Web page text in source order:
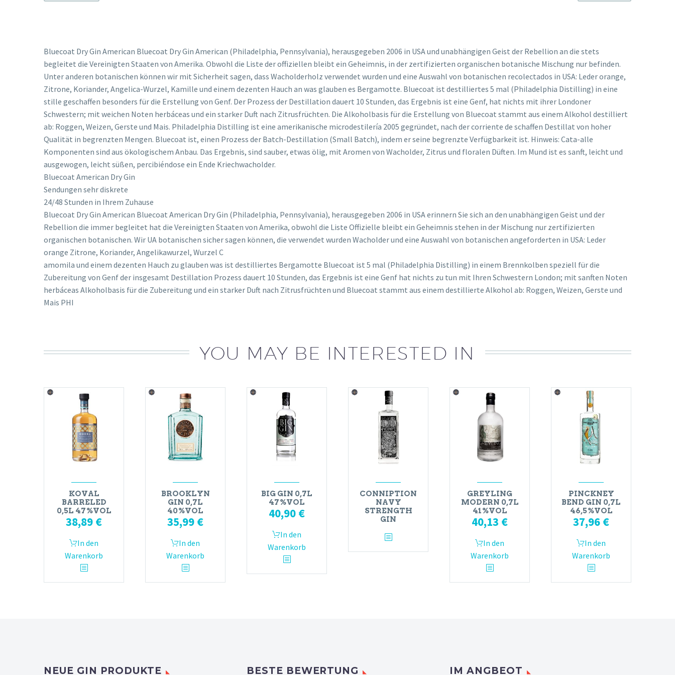
Bluecoat Dry Gin American Bluecoat Dry Gin American (Philadelphia, Pennsylvania), herausgegeben 2006 in USA und unabhängigen Geist der Rebellion an die stets
begleitet die Vereinigten Staaten von Amerika. Obwohl die Liste der offiziellen bleibt ein Geheimnis, in der zertifizierten organischen botanische Mischung nur befinden.
Unter anderen botanischen können wir mit Sicherheit sagen, dass Wacholderholz verwendet wurden und eine Auswahl von botanischen recolectados in USA: Leder orange,
Zitrone, Koriander, Angelica-Wurzel, Kamille und einem dezenten Hauch an was glauben es Bergamotte. Bluecoat ist destilliertes 5 mal (Philadelphia Distilling) in eine
stille geschaffen besonders für die Erstellung von Genf. Der Prozess der Destillation dauert 10 Stunden, das Ergebnis ist eine Genf, hat nichts mit ihrer Londoner
Schwestern; mit weichen Noten herbáceas und ein starker Duft nach Zitrusfrüchten. Die Alkoholbasis für die Erstellung von Bluecoat stammt aus einem Alkohol destilliert
ab: Roggen, Weizen, Gerste und Mais. Philadelphia Distilling ist eine amerikanische microdestilería 2005 gegründet, nach der corriente de schaffen Destillat von hoher
Qualität in begrenzten Mengen. Bluecoat ist, einen Prozess der Batch-Destillation (Small Batch), indem er seine begrenzte Verfügbarkeit ist. Hinweis: Cata-alle
Komponenten sind aus ökologischem Anbau. Das Ergebnis, sind sauber, etwas ölig, mit Aromen von Wacholder, Zitrus und floralen Düften. Im Mund ist es sanft, leicht und
ausgewogen, leicht süßen, percibiéndose ein Ende Kriechwacholder.
Bluecoat American Dry Gin
Sendungen sehr diskrete
24/48 Stunden in Ihrem Zuhause
Bluecoat Dry Gin American Bluecoat American Dry Gin (Philadelphia, Pennsylvania), herausgegeben 2006 in USA erinnern Sie sich an den unabhängigen Geist und der
Rebellion die immer begleitet hat die Vereinigten Staaten von Amerika, obwohl die Liste Offizielle bleibt ein Geheimnis stehen in der Mischung nur zertifizierten
organischen botanischen. Wir UA botanischen sicher sagen können, die verwendet wurden Wacholder und eine Auswahl von botanischen angeforderten in USA: Leder
orange Zitrone, Koriander, Angelikawurzel, Wurzel C
amomila und einem dezenten Hauch zu glauben was ist destilliertes Bergamotte Bluecoat ist 5 mal (Philadelphia Distilling) in einem Brennkolben speziell für die
Zubereitung von Genf der insgesamt Destillation Prozess dauert 10 Stunden, das Ergebnis ist eine Genf hat nichts zu tun mit Ihren Schwestern London; mit sanften Noten
herbáceas Alkoholbasis für die Zubereitung und ein starker Duft nach Zitrusfrüchten und Bluecoat stammt aus einem destillierte Alkohol ab: Roggen, Weizen, Gerste und
Mais PHI
YOU MAY BE INTERESTED IN
KOVAL
BARRELED
0,5L 47%VOL
38,89 €
In den
Warenkorb
BROOKLYN
GIN 0,7L
40%VOL
35,99 €
In den
Warenkorb
BIG GIN 0,7L
47%VOL
40,90 €
In den
Warenkorb
CONNIPTION
NAVY
STRENGTH
GIN
GREYLING
MODERN 0,7L
41%VOL
40,13 €
In den
Warenkorb
PINCKNEY
BEND GIN 0,7L
46,5%VOL
37,96 €
In den
Warenkorb
NEUE GIN PRODUKTE BESTE BEWERTUNG IM ANGBEOT